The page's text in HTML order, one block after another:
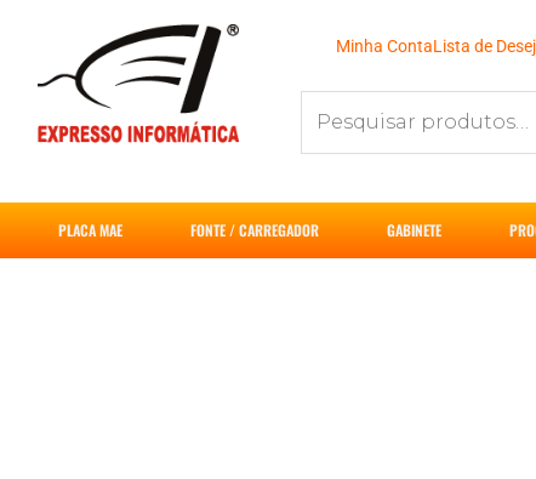
conteúdo
Minha ContaLista de
por:
PLACA MAE FONTE / CARREGADOR GABINETE